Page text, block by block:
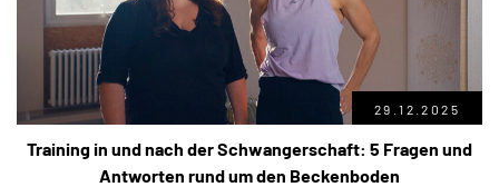
29.12.2025
Training in und nach der Schwangerschaft: 5 Fragen und
Antworten rund um den Beckenboden